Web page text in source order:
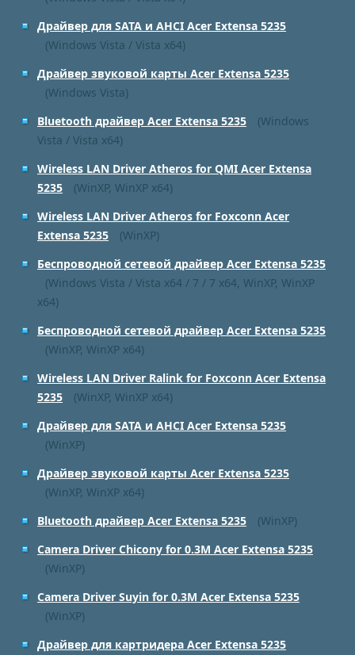
Драйвер для SATA и AHCI Acer Extensa 5235
(Windows Vista / Vista x64)
Драйвер звуковой карты Acer Extensa 5235
(Windows Vista)
Bluetooth драйвер Acer Extensa 5235
(Windows
Vista / Vista x64)
Wireless LAN Driver Atheros for QMI Acer Extensa
5235
(WinXP, WinXP x64)
Wireless LAN Driver Atheros for Foxconn Acer
Extensa 5235
(WinXP)
Беспроводной сетевой драйвер Acer Extensa 5235
(Windows Vista / Vista x64 / 7 / 7 x64, WinXP, WinXP
x64)
Беспроводной сетевой драйвер Acer Extensa 5235
(WinXP, WinXP x64)
Wireless LAN Driver Ralink for Foxconn Acer Extensa
5235
(WinXP, WinXP x64)
Драйвер для SATA и AHCI Acer Extensa 5235
(WinXP)
Драйвер звуковой карты Acer Extensa 5235
(WinXP, WinXP x64)
Bluetooth драйвер Acer Extensa 5235
(WinXP)
Camera Driver Chicony for 0.3M Acer Extensa 5235
(WinXP)
Camera Driver Suyin for 0.3M Acer Extensa 5235
(WinXP)
Драйвер для картридера Acer Extensa 5235